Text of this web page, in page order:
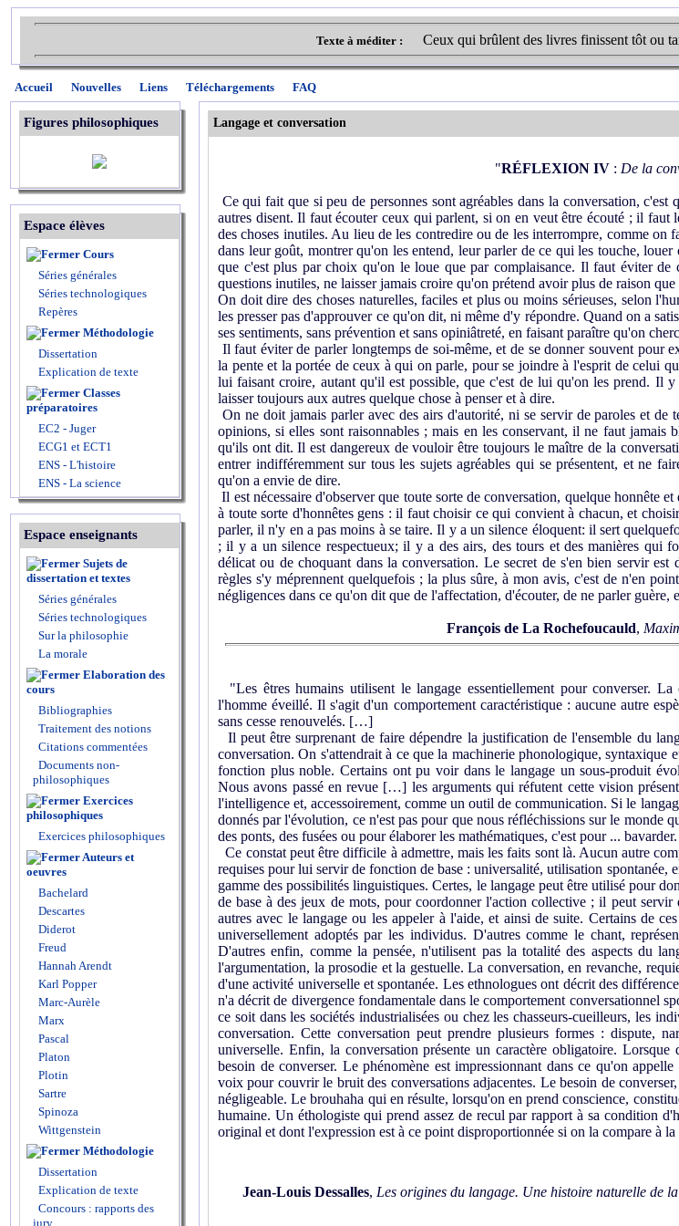
Texte à méditer : Ceux qui brûlent des livres finissent tôt ou
Accueil Nouvelles Liens Téléchargements FAQ
Figures philosophiques
Espace élèves
Cours
Séries générales
Séries technologiques
Repères
Méthodologie
Dissertation
Explication de texte
Classes
préparatoires
EC2 - Juger
ECG1 et ECT1
ENS - L'histoire
ENS - La science
Espace enseignants
Sujets de
dissertation et textes
Séries générales
Séries technologiques
Sur la philosophie
La morale
Elaboration des
cours
Bibliographies
Traitement des notions
Citations commentées
Documents non-
philosophiques
Exercices
philosophiques
Exercices philosophiques
Auteurs et
oeuvres
Bachelard
Descartes
Diderot
Freud
Hannah Arendt
Karl Popper
Marc-Aurèle
Marx
Pascal
Platon
Plotin
Sartre
Spinoza
Wittgenstein
Méthodologie
Dissertation
Explication de texte
Concours : rapports des
jury
Langage et conversation
"RÉFLEXION IV : De la
Ce qui fait que si peu de personnes sont agréables dans la conversation,
autres disent. Il faut écouter ceux qui parlent, si on en veut être écouté ; il faut
des choses inutiles. Au lieu de les contredire ou de les interrompre, comme on
dans leur goût, montrer qu'on les entend, leur parler de ce qui les touche,
que c'est plus par choix qu'on le loue que par complaisance. Il faut éviter de
questions inutiles, ne laisser jamais croire qu'on prétend avoir plus de raison
On doit dire des choses naturelles, faciles et plus ou moins sérieuses, selon
les presser pas d'approuver ce qu'on dit, ni même d'y répondre. Quand on a
ses sentiments, sans prévention et sans opiniâtreté, en faisant paraître qu'on
Il faut éviter de parler longtemps de soi-même, et de se donner souvent pour
la pente et la portée de ceux à qui on parle, pour se joindre à l'esprit de celui
lui faisant croire, autant qu'il est possible, que c'est de lui qu'on les prend. Il
laisser toujours aux autres quelque chose à penser et à dire.
On ne doit jamais parler avec des airs d'autorité, ni se servir de paroles et de
opinions, si elles sont raisonnables ; mais en les conservant, il ne faut jamais
qu'ils ont dit. Il est dangereux de vouloir être toujours le maître de la
entrer indifféremment sur tous les sujets agréables qui se présentent, et ne
qu'on a envie de dire.
Il est nécessaire d'observer que toute sorte de conversation, quelque honnête
à toute sorte d'honnêtes gens : il faut choisir ce qui convient à chacun, et
parler, il n'y en a pas moins à se taire. Il y a un silence éloquent: il sert
; il y a un silence respectueux; il y a des airs, des tours et des manières qui
délicat ou de choquant dans la conversation. Le secret de s'en bien servir
règles s'y méprennent quelquefois ; la plus sûre, à mon avis, c'est de n'en
négligences dans ce qu'on dit que de l'affectation, d'écouter, de ne parler guère,
François de La Rochefoucauld,
"Les êtres humains utilisent le langage essentiellement pour converser.
l'homme éveillé. Il s'agit d'un comportement caractéristique : aucune autre
sans cesse renouvelés. […]
Il peut être surprenant de faire dépendre la justification de l'ensemble du
conversation. On s'attendrait à ce que la machinerie phonologique, syntaxique
fonction plus noble. Certains ont pu voir dans le langage un sous-produit
Nous avons passé en revue […] les arguments qui réfutent cette vision
l'intelligence et, accessoirement, comme un outil de communication. Si le
donnés par l'évolution, ce n'est pas pour que nous réfléchissions sur le monde
des ponts, des fusées ou pour élaborer les mathématiques, c'est pour ... bavarder.
Ce constat peut être difficile à admettre, mais les faits sont là. Aucun autre
requises pour lui servir de fonction de base : universalité, utilisation spontanée,
gamme des possibilités linguistiques. Certes, le langage peut être utilisé pour
de base à des jeux de mots, pour coordonner l'action collective ; il peut
autres avec le langage ou les appeler à l'aide, et ainsi de suite. Certains de
universellement adoptés par les individus. D'autres comme le chant,
D'autres enfin, comme la pensée, n'utilisent pas la totalité des aspects du
l'argumentation, la prosodie et la gestuelle. La conversation, en revanche,
d'une activité universelle et spontanée. Les ethnologues ont décrit des
n'a décrit de divergence fondamentale dans le comportement conversationnel
ce soit dans les sociétés industrialisées ou chez les chasseurs-cueilleurs, les
conversation. Cette conversation peut prendre plusieurs formes : dispute,
universelle. Enfin, la conversation présente un caractère obligatoire.
besoin de converser. Le phénomène est impressionnant dans ce qu'on
voix pour couvrir le bruit des conversations adjacentes. Le besoin de
négligeable. Le brouhaha qui en résulte, lorsqu'on en prend conscience,
humaine. Un éthologiste qui prend assez de recul par rapport à sa condition
original et dont l'expression est à ce point disproportionnée si on la compare à
Jean-Louis Dessalles, Les origines du langage. Une histoire naturelle de